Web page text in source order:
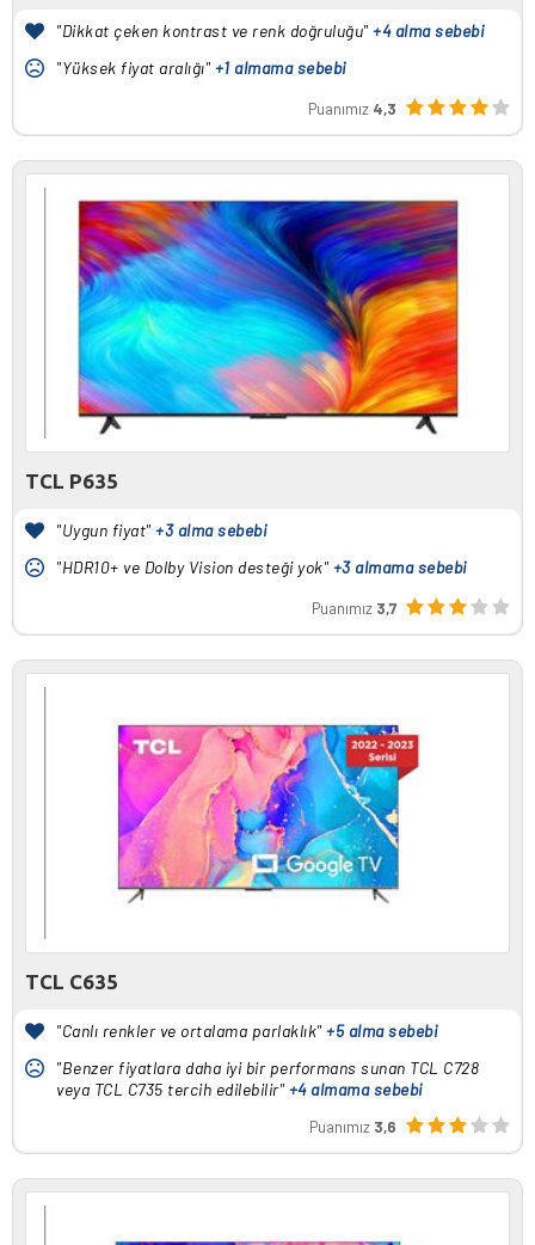
"Dikkat çeken kontrast ve renk doğruluğu" +4 alma sebebi
"Yüksek fiyat aralığı" +1 almama sebebi
Puanımız 4,3
TCL P635
"Uygun fiyat" +3 alma sebebi
"HDR10+ ve Dolby Vision desteği yok" +3 almama sebebi
Puanımız 3,7
TCL C635
"Canlı renkler ve ortalama parlaklık" +5 alma sebebi
"Benzer fiyatlara daha iyi bir performans sunan TCL C728
veya TCL C735 tercih edilebilir" +4 almama sebebi
Puanımız 3,6